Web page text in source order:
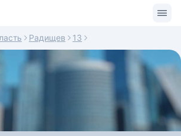
Радищев 13